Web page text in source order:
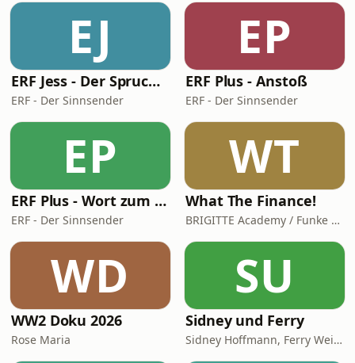
EJ
ERF Jess - Der Spruch des Tages
ERF - Der Sinnsender
EP
ERF Plus - Anstoß
ERF - Der Sinnsender
EP
ERF Plus - Wort zum Tag
ERF - Der Sinnsender
WT
What The Finance!
BRIGITTE Academy / Funke Woman, People & Family GmbH
WD
WW2 Doku 2026
Rose Maria
SU
Sidney und Ferry
Sidney Hoffmann, Ferry Weiss